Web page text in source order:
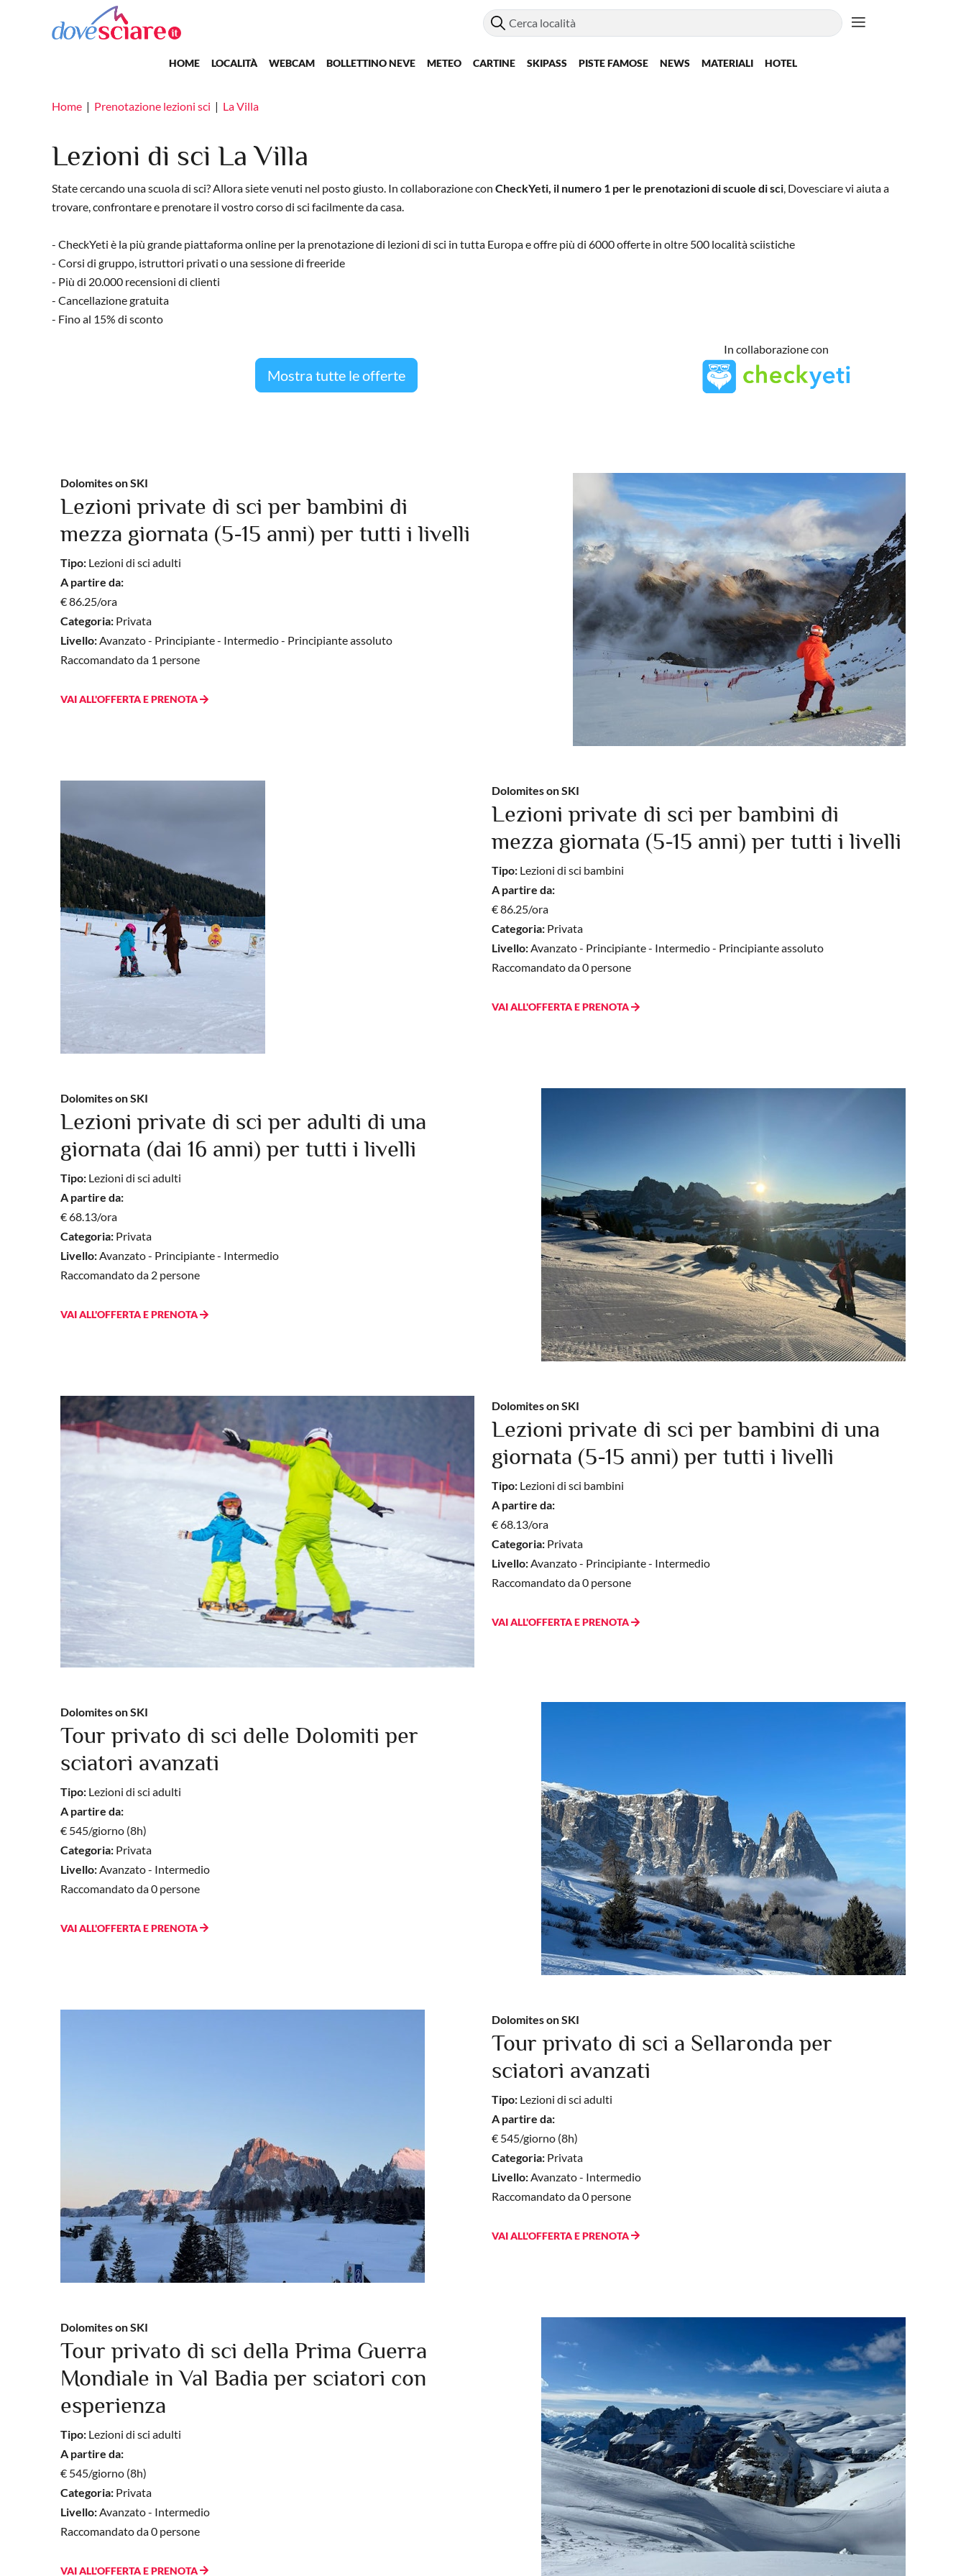
Salta al contenuto principale
Main navigation
HOME LOCALITÀ WEBCAM BOLLETTINO NEVE METEO CARTINE SKIPASS PISTE FAMOSE NEWS MATERIALI HOTEL
Home Prenotazione lezioni sci La Villa
Lezioni di sci La Villa
State cercando una scuola di sci? Allora siete venuti nel posto giusto. In collaborazione con CheckYeti, il numero 1 per le prenotazioni di scuole di sci, Dovesciare vi aiuta a
trovare, confrontare e prenotare il vostro corso di sci facilmente da casa.
- CheckYeti è la più grande piattaforma online per la prenotazione di lezioni di sci in tutta Europa e offre più di 6000 offerte in oltre 500 località sciistiche
- Corsi di gruppo, istruttori privati o una sessione di freeride
- Più di 20.000 recensioni di clienti
- Cancellazione gratuita
- Fino al 15% di sconto
Mostra tutte le offerte
In collaborazione con
Dolomites on SKI
Lezioni private di sci per bambini di
mezza giornata (5-15 anni) per tutti i livelli
Tipo: Lezioni di sci adulti
A partire da:
€ 86.25/ora
Categoria: Privata
Livello:Avanzato - Principiante - Intermedio - Principiante assoluto
Raccomandato da 1 persone
VAI ALL'OFFERTA E PRENOTA
Dolomites on SKI
Lezioni private di sci per bambini di
mezza giornata (5-15 anni) per tutti i livelli
Tipo: Lezioni di sci bambini
A partire da:
€ 86.25/ora
Categoria: Privata
Livello:Avanzato - Principiante - Intermedio - Principiante assoluto
Raccomandato da 0 persone
VAI ALL'OFFERTA E PRENOTA
Dolomites on SKI
Lezioni private di sci per adulti di una
giornata (dai 16 anni) per tutti i livelli
Tipo: Lezioni di sci adulti
A partire da:
€ 68.13/ora
Categoria: Privata
Livello:Avanzato - Principiante - Intermedio
Raccomandato da 2 persone
VAI ALL'OFFERTA E PRENOTA
Dolomites on SKI
Lezioni private di sci per bambini di una
giornata (5-15 anni) per tutti i livelli
Tipo: Lezioni di sci bambini
A partire da:
€ 68.13/ora
Categoria: Privata
Livello:Avanzato - Principiante - Intermedio
Raccomandato da 0 persone
VAI ALL'OFFERTA E PRENOTA
Dolomites on SKI
Tour privato di sci delle Dolomiti per
sciatori avanzati
Tipo: Lezioni di sci adulti
A partire da:
€ 545/giorno (8h)
Categoria: Privata
Livello: Avanzato - Intermedio
Raccomandato da 0 persone
VAI ALL'OFFERTA E PRENOTA
Dolomites on SKI
Tour privato di sci a Sellaronda per
sciatori avanzati
Tipo: Lezioni di sci adulti
A partire da:
€ 545/giorno (8h)
Categoria: Privata
Livello: Avanzato - Intermedio
Raccomandato da 0 persone
VAI ALL'OFFERTA E PRENOTA
Dolomites on SKI
Tour privato di sci della Prima Guerra
Mondiale in Val Badia per sciatori con
esperienza
Tipo: Lezioni di sci adulti
A partire da:
€ 545/giorno (8h)
Categoria: Privata
Livello: Avanzato - Intermedio
Raccomandato da 0 persone
VAI ALL'OFFERTA E PRENOTA